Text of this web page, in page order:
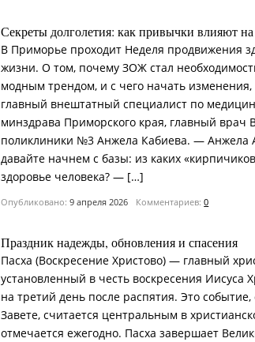
Секреты долголетия: как привычки влияют
В Приморье проходит Неделя продвижения
жизни. О том, почему ЗОЖ стал
модным трендом, и с чего начать изменения,
главный внештатный специалист по
минздрава Приморского края, главный врач
поликлиники №3 Анжела Кабиева. — Анжела
давайте начнем с базы: из каких
здоровье человека? — […]
Опубликовано:9 апреля 2026 Комментариев:0
Праздник надежды, обновления и спасения
Пасха (Воскресение Христово) — главный
установленный в честь воскресения Иисуса
на третий день после распятия. Это
Завете, считается центральным в
отмечается ежегодно. Пасха завершает